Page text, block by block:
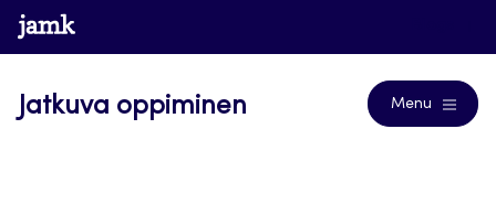
Siirry
suoraan
www.jamk.fi
Jatkuva oppiminen Menu